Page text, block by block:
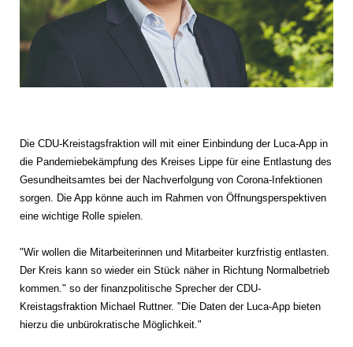
Die CDU-Kreistagsfraktion will mit einer Einbindung der Luca-App in
die Pandemiebekämpfung des Kreises Lippe für eine Entlastung des
Gesundheitsamtes bei der Nachverfolgung von Corona-Infektionen
sorgen. Die App könne auch im Rahmen von Öffnungsperspektiven
eine wichtige Rolle spielen.
"Wir wollen die Mitarbeiterinnen und Mitarbeiter kurzfristig entlasten.
Der Kreis kann so wieder ein Stück näher in Richtung Normalbetrieb
kommen." so der finanzpolitische Sprecher der CDU-
Kreistagsfraktion Michael Ruttner. "Die Daten der Luca-App bieten
hierzu die unbürokratische Möglichkeit."